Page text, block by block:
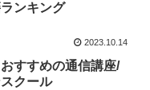
ンキング
2023.10.14
おすすめの通信講座/
クール